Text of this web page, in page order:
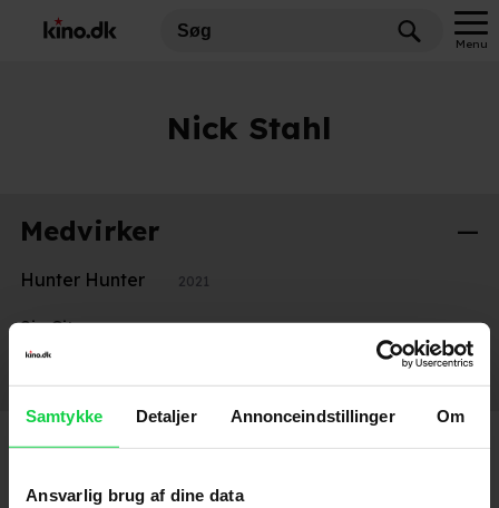
Samtykke Detaljer Annonceindstillinger Om
Ansvarlig brug af dine data
Menu
Nick Stahl
Medvirker
Hunter Hunter 2021
Sin City 2005